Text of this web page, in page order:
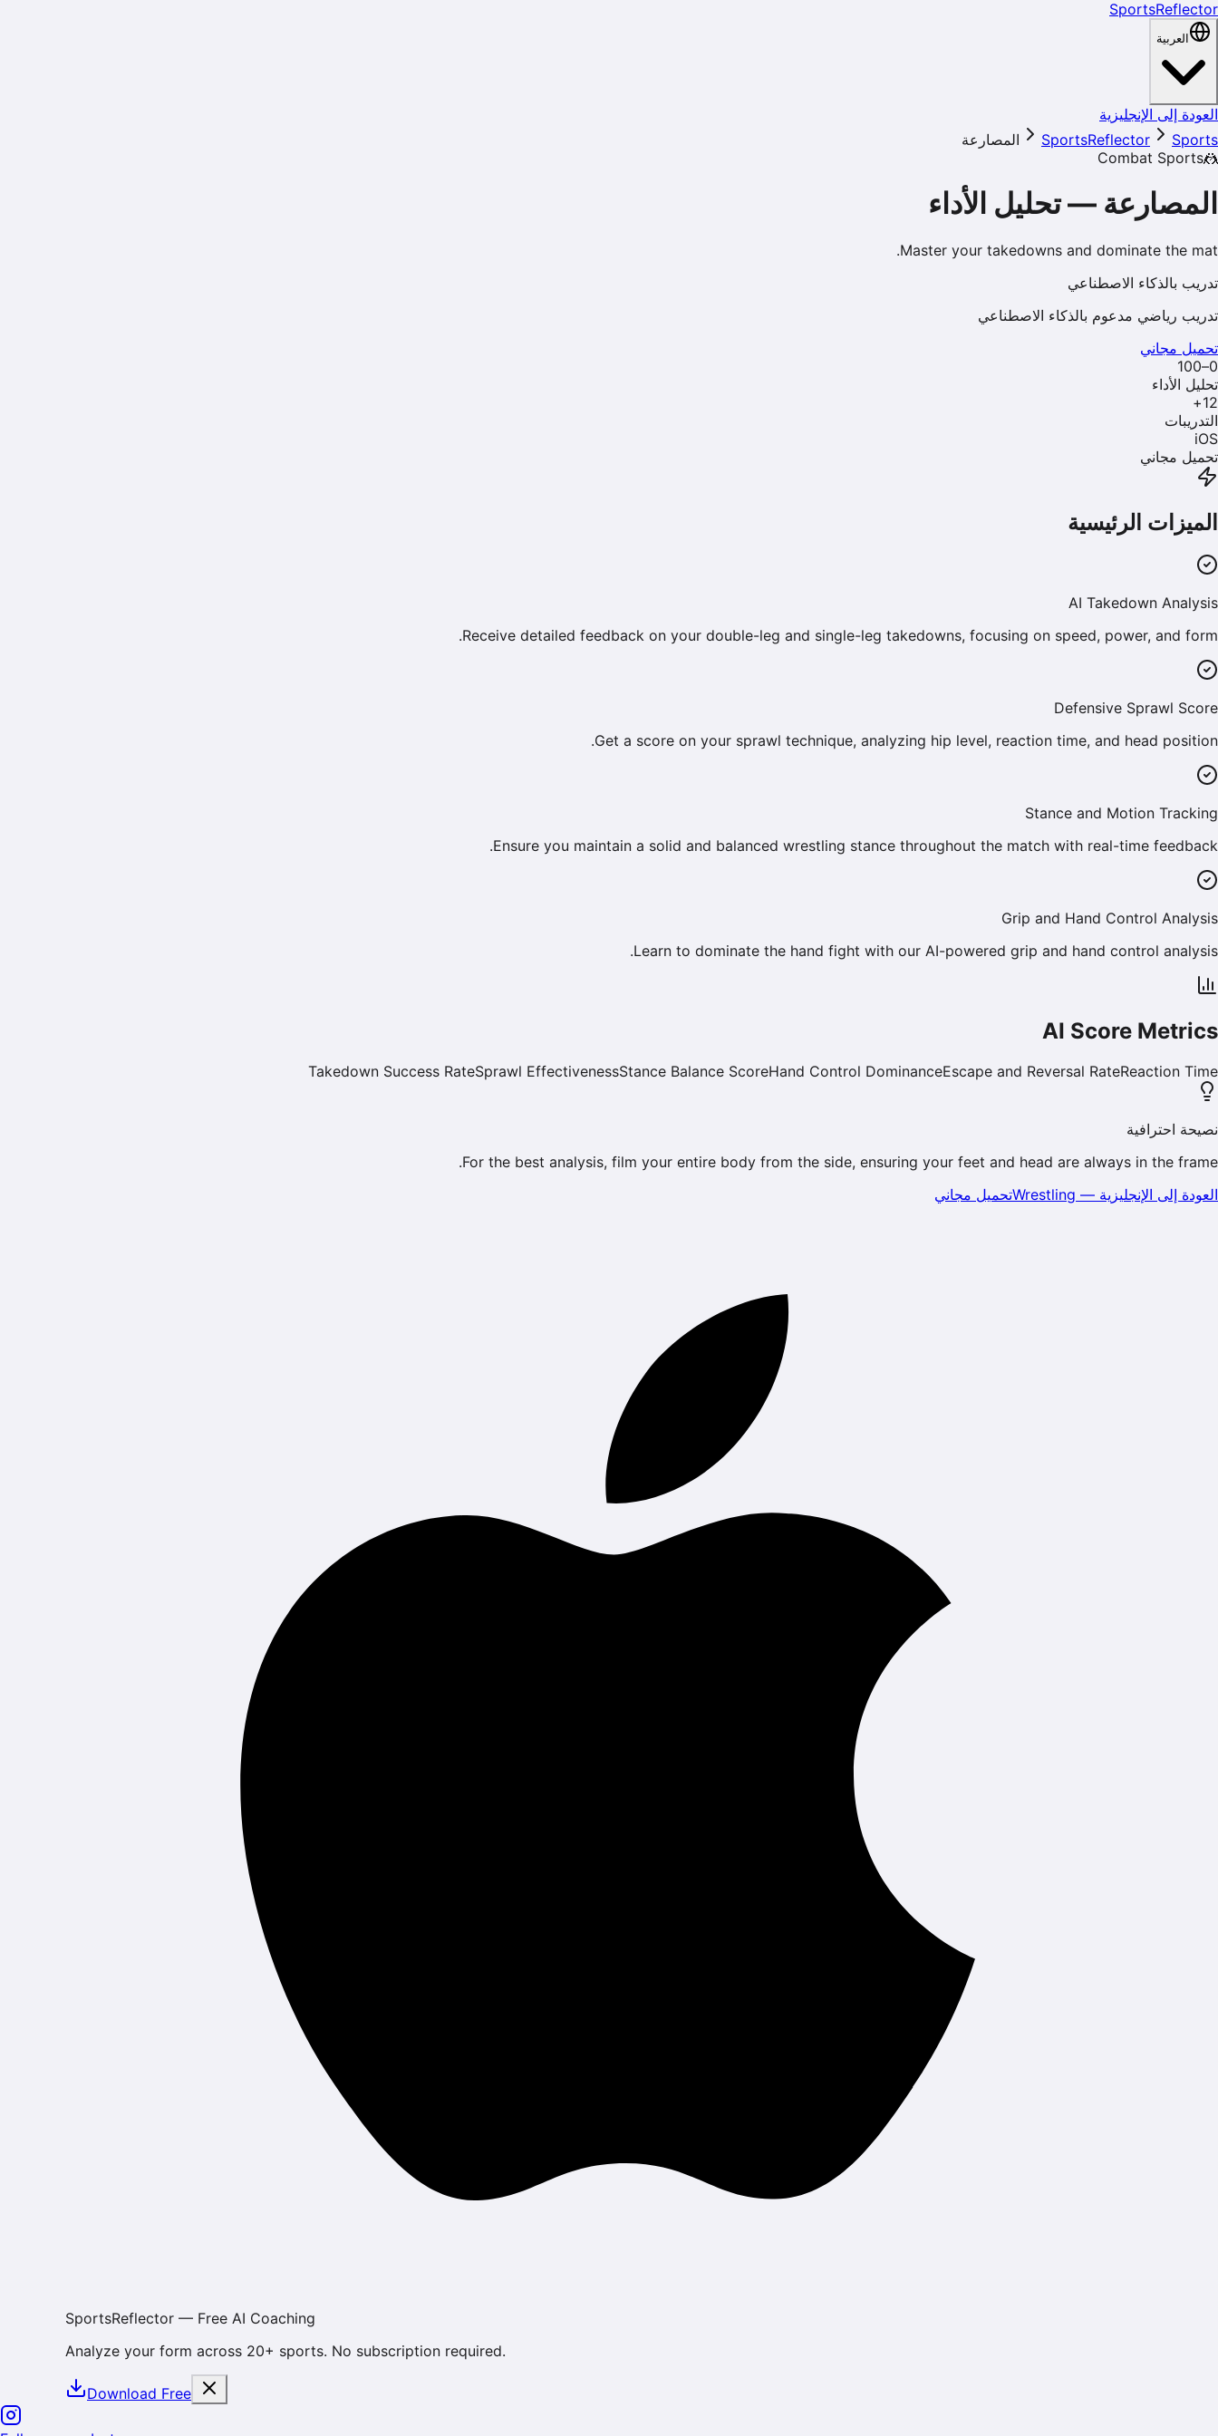
SportsReflector
العربية
العودة إلى الإنجليزية
SportsReflector
Sports
المصارعة
🤼
Combat Sports
المصارعة —تحليل الأداء
Master your takedowns and dominate the mat.
تدريب بالذكاء الاصطناعي
تدريب رياضي مدعوم بالذكاء الاصطناعي
تحميل مجاني
0–100
تحليل الأداء
12
+
التدريبات
iOS
تحميل مجاني
الميزات الرئيسية
AI Takedown Analysis
Receive detailed feedback on your double-leg and single-leg takedowns, focusing on speed, power, and form.
Defensive Sprawl Score
Get a score on your sprawl technique, analyzing hip level, reaction time, and head position.
Stance and Motion Tracking
Ensure you maintain a solid and balanced wrestling stance throughout the match with real-time feedback.
Grip and Hand Control Analysis
Learn to dominate the hand fight with our AI-powered grip and hand control analysis.
AI Score Metrics
Takedown Success RateSprawl EffectivenessStance Balance ScoreHand Control DominanceEscape and Reversal RateReaction Time
نصيحة احترافية
For the best analysis, film your entire body from the side, ensuring your feet and head are always in the frame.
العودة إلى الإنجليزية —
Wrestlingتحميل مجاني
SportsReflector — Free AI Coaching
Analyze your form across 20+ sports. No subscription required.
Download Free